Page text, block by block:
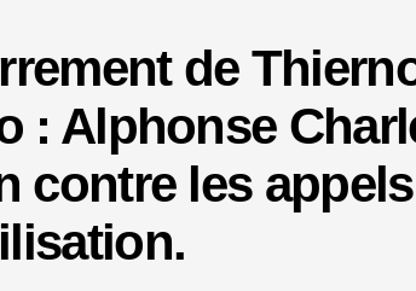
de
: Alphonse
contre les